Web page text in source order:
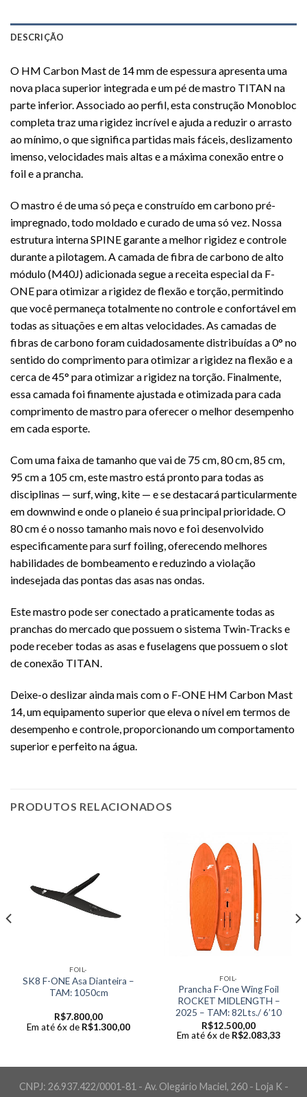
DESCRIÇÃO
O HM Carbon Mast de 14 mm de espessura apresenta uma
nova placa superior integrada e um pé de mastro TITAN na
parte inferior. Associado ao perfil, esta construção Monobloc
completa traz uma rigidez incrível e ajuda a reduzir o arrasto
ao mínimo, o que significa partidas mais fáceis, deslizamento
imenso, velocidades mais altas e a máxima conexão entre o
foil e a prancha.
O mastro é de uma só peça e construído em carbono pré-
impregnado, todo moldado e curado de uma só vez. Nossa
estrutura interna SPINE garante a melhor rigidez e controle
durante a pilotagem. A camada de fibra de carbono de alto
módulo (M40J) adicionada segue a receita especial da F-
ONE para otimizar a rigidez de flexão e torção, permitindo
que você permaneça totalmente no controle e confortável em
todas as situações e em altas velocidades. As camadas de
fibras de carbono foram cuidadosamente distribuídas a 0° no
sentido do comprimento para otimizar a rigidez na flexão e a
cerca de 45° para otimizar a rigidez na torção. Finalmente,
essa camada foi finamente ajustada e otimizada para cada
comprimento de mastro para oferecer o melhor desempenho
em cada esporte.
Com uma faixa de tamanho que vai de 75 cm, 80 cm, 85 cm,
95 cm a 105 cm, este mastro está pronto para todas as
disciplinas — surf, wing, kite — e se destacará particularmente
em downwind e onde o planeio é sua principal prioridade. O
80 cm é o nosso tamanho mais novo e foi desenvolvido
especificamente para surf foiling, oferecendo melhores
habilidades de bombeamento e reduzindo a violação
indesejada das pontas das asas nas ondas.
Este mastro pode ser conectado a praticamente todas as
pranchas do mercado que possuem o sistema Twin-Tracks e
pode receber todas as asas e fuselagens que possuem o slot
de conexão TITAN.
Deixe-o deslizar ainda mais com o F-ONE HM Carbon Mast
14, um equipamento superior que eleva o nível em termos de
desempenho e controle, proporcionando um comportamento
superior e perfeito na água.
PRODUTOS RELACIONADOS
FOIL-
SK8 F-ONE Asa Dianteira –
TAM: 1050cm
R$7.800,00
Em até 6x de R$1.300,00
FOIL-
Prancha F-One Wing Foil
ROCKET MIDLENGTH –
2025 – TAM: 82Lts./ 6’10
R$12.500,00
Em até 6x de R$2.083,33
CNPJ: 26.937.422/0001-81 - Av. Olegário Maciel, 260 - Loja K -